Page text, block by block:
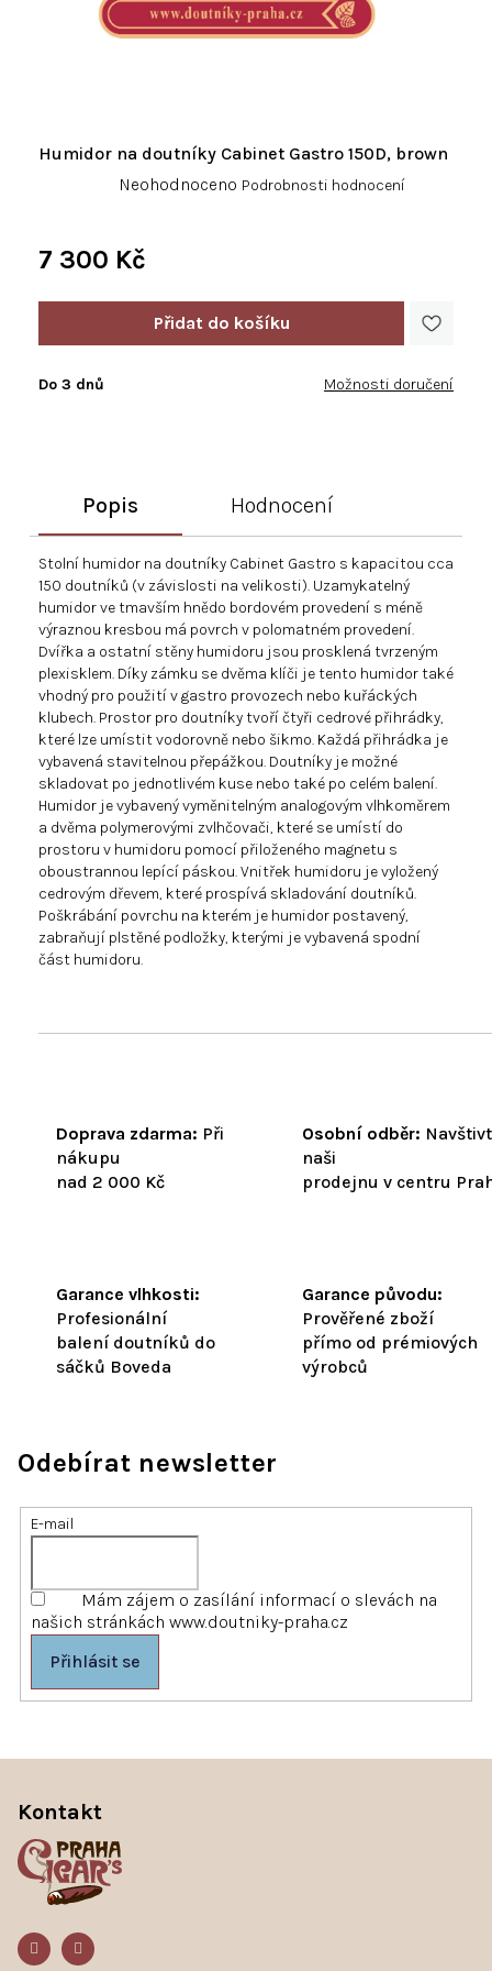
7 300 Kč
cena:
Do 3 dnů Možnosti doručení
Humidor na doutníky Cabinet Gastro 150D, brown
Průměrné
je
0,0
Neohodnoceno Podrobnosti hodnocení
Doprava zdarma: Při
nákupu
nad 2 000 Kč
Osobní odběr:
naši
prodejnu v centru
Garance vlhkosti:
Profesionální
balení doutníků do
sáčků Boveda
Garance původu:
Prověřené zboží
přímo od prémiových
výrobců
Popis Hodnocení
Stolní humidor na doutníky Cabinet Gastro s kapacitou cca
150 doutníků (v závislosti na velikosti). Uzamykatelný
humidor ve tmavším hnědo bordovém provedení s méně
výraznou kresbou má povrch v polomatném provedení.
Dvířka a ostatní stěny humidoru jsou prosklená tvrzeným
plexisklem. Díky zámku se dvěma klíči je tento humidor také
vhodný pro použití v gastro provozech nebo kuřáckých
klubech. Prostor pro doutníky tvoří čtyři cedrové přihrádky,
které lze umístit vodorovně nebo šikmo. Každá přihrádka je
vybavená stavitelnou přepážkou. Doutníky je možné
skladovat po jednotlivém kuse nebo také po celém balení.
Humidor je vybavený vyměnitelným analogovým vlhkoměrem
a dvěma polymerovými zvlhčovači, které se umístí do
prostoru v humidoru pomocí přiloženého magnetu s
oboustrannou lepící páskou. Vnitřek humidoru je vyložený
cedrovým dřevem, které prospívá skladování doutníků.
Poškrábání povrchu na kterém je humidor postavený,
zabraňují plstěné podložky, kterými je vybavená spodní
část humidoru.
Odebírat newsletter
E-mail
Mám zájem o zasílání informací o slevách na
našich stránkách www.doutniky-praha.cz
Přihlásit se
Kontakt